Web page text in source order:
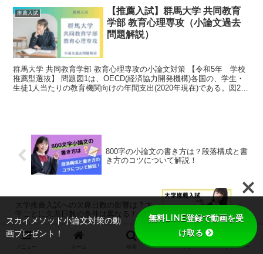
推薦入試
【推薦入試】群馬大学 共同教育
学部 教育心理専攻（小論文過去
問題解説）
群馬大学 共同教育学部 教育心理専攻の小論文対策 【令和5年 学校
推薦型選抜】 問題図1は、OECD(経済協力開発機構)各国の、学生・
生徒1人当たりの教育機関向けの年間支出(2020年現在)である。図2
800字の小論文の書き方は？段落構成と書
き方のコツについて解説！
大学推薦入試への欠席日数の影響は？大
学ごとに欠席日数の条件は異なる！
トップ サイドバー
スカイメソッド小論文対策の動
画プレゼント！
無料LINE登録で動画を受
け取る